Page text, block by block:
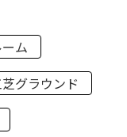
ム
グラウンド